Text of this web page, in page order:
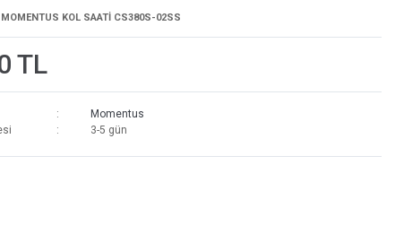
MOMENTUS KOL SAATİ CS380S-02SS
TL
Momentus
3-5 gün